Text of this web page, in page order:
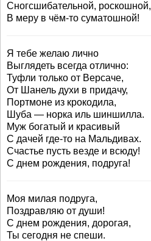
Сногсшибательной, роскошной,
В меру в чём-то суматошной!
Я тебе желаю лично
Выглядеть всегда отлично:
Туфли только от Версаче,
От Шанель духи в придачу,
Портмоне из крокодила,
Шуба — норка иль шиншилла.
Муж богатый и красивый
С дачей где-то на Мальдивах.
Счастье пусть везде и всюду!
С днем рождения, подруга!
Моя милая подруга,
Поздравляю от души!
С днем рождения, дорогая,
Ты сегодня не спеши.